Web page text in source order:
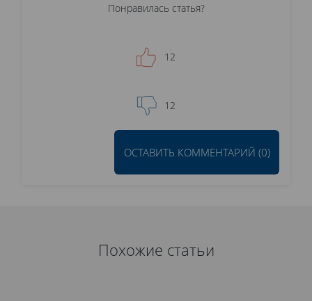
Понравилась статья?
12
12
ОСТАВИТЬ КОММЕНТАРИЙ (0)
Похожие статьи